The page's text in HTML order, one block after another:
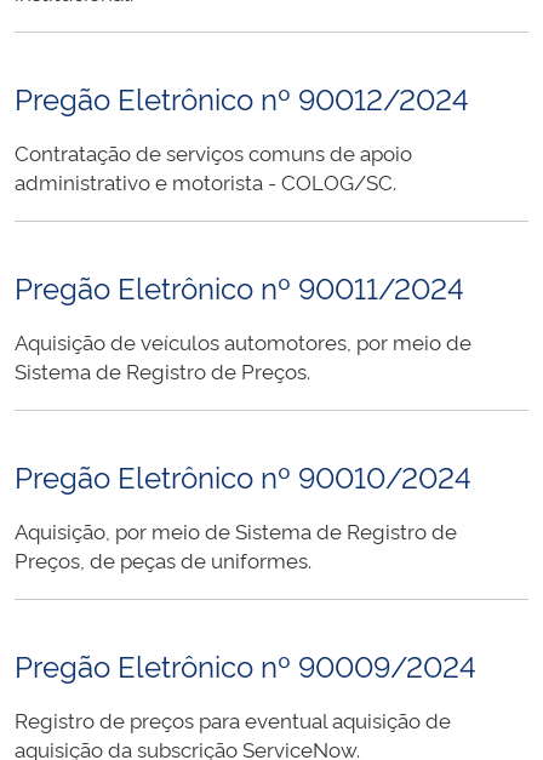
Pregão Eletrônico nº 90012/2024
Contratação de serviços comuns de apoio
administrativo e motorista - COLOG/SC.
Pregão Eletrônico nº 90011/2024
Aquisição de veículos automotores, por meio de
Sistema de Registro de Preços.
Pregão Eletrônico nº 90010/2024
Aquisição, por meio de Sistema de Registro de
Preços, de peças de uniformes.
Pregão Eletrônico nº 90009/2024
Registro de preços para eventual aquisição de
aquisição da subscrição ServiceNow.